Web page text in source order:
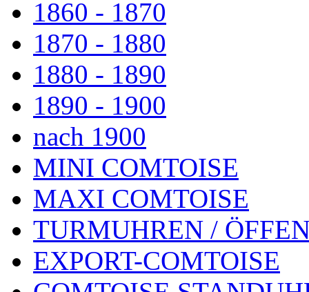
1860 - 1870
1870 - 1880
1880 - 1890
1890 - 1900
nach 1900
MINI COMTOISE
MAXI COMTOISE
TURMUHREN /
EXPORT-COMTOISE